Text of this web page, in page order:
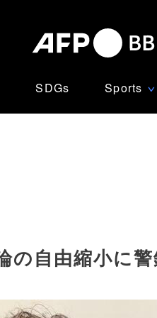
SDGs Sports ∨
の自由縮小に